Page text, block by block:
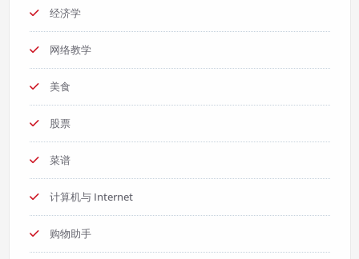
经济学
网络教学
美食
股票
菜谱
计算机与 Internet
购物助手